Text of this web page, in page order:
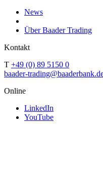
News
Über Baader Trading
Kontakt
T +49 (0) 89 5150 0
baader-
Online
LinkedIn
YouTube